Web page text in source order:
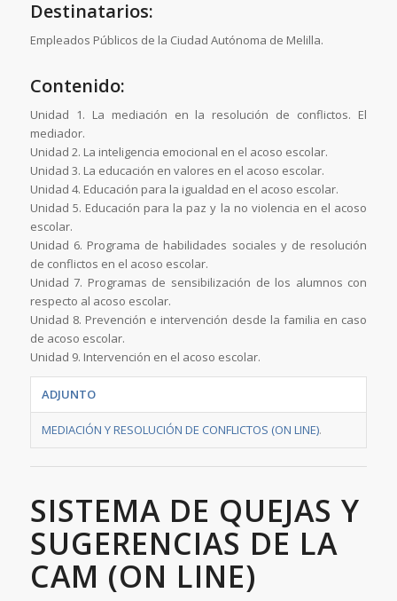
Destinatarios:
Empleados Públicos de la Ciudad Autónoma de Melilla.
Contenido:
Unidad 1. La mediación en la resolución de conflictos. El
mediador.
Unidad 2. La inteligencia emocional en el acoso escolar.
Unidad 3. La educación en valores en el acoso escolar.
Unidad 4. Educación para la igualdad en el acoso escolar.
Unidad 5. Educación para la paz y la no violencia en el acoso
escolar.
Unidad 6. Programa de habilidades sociales y de resolución
de conflictos en el acoso escolar.
Unidad 7. Programas de sensibilización de los alumnos con
respecto al acoso escolar.
Unidad 8. Prevención e intervención desde la familia en caso
de acoso escolar.
Unidad 9. Intervención en el acoso escolar.
ADJUNTO
MEDIACIÓN Y RESOLUCIÓN DE CONFLICTOS (ON LINE).
SISTEMA DE QUEJAS Y
SUGERENCIAS DE LA
CAM (ON LINE)